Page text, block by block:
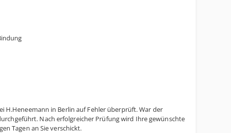
H.Heneemann in Berlin auf Fehler überprüft. War der
Nach erfolgreicher Prüfung wird Ihre gewünschte
Tagen an Sie verschickt.